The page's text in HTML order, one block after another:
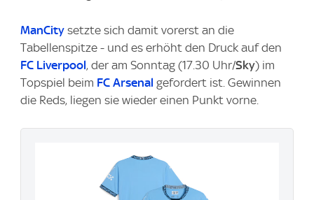
ManCity setzte sich damit vorerst an die
Tabellenspitze - und es erhöht den Druck auf den
FC Liverpool, der am Sonntag (17.30 Uhr/Sky) im
Topspiel beim FC Arsenal gefordert ist. Gewinnen
die Reds, liegen sie wieder einen Punkt vorne.